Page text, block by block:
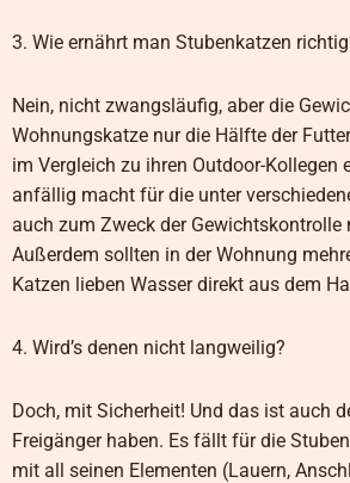
3. Wie ernährt man Stubenkatzen
Nein, nicht zwangsläufig, aber die
Wohnungskatze nur die Hälfte der
im Vergleich zu ihren Outdoor-
anfällig macht für die unter
auch zum Zweck der
Außerdem sollten in der Wohnung
Katzen lieben Wasser direkt aus dem
4. Wird’s denen nicht langweilig?
Doch, mit Sicherheit! Und das ist auch
Freigänger haben. Es fällt für die
mit all seinen Elementen (Lauern,